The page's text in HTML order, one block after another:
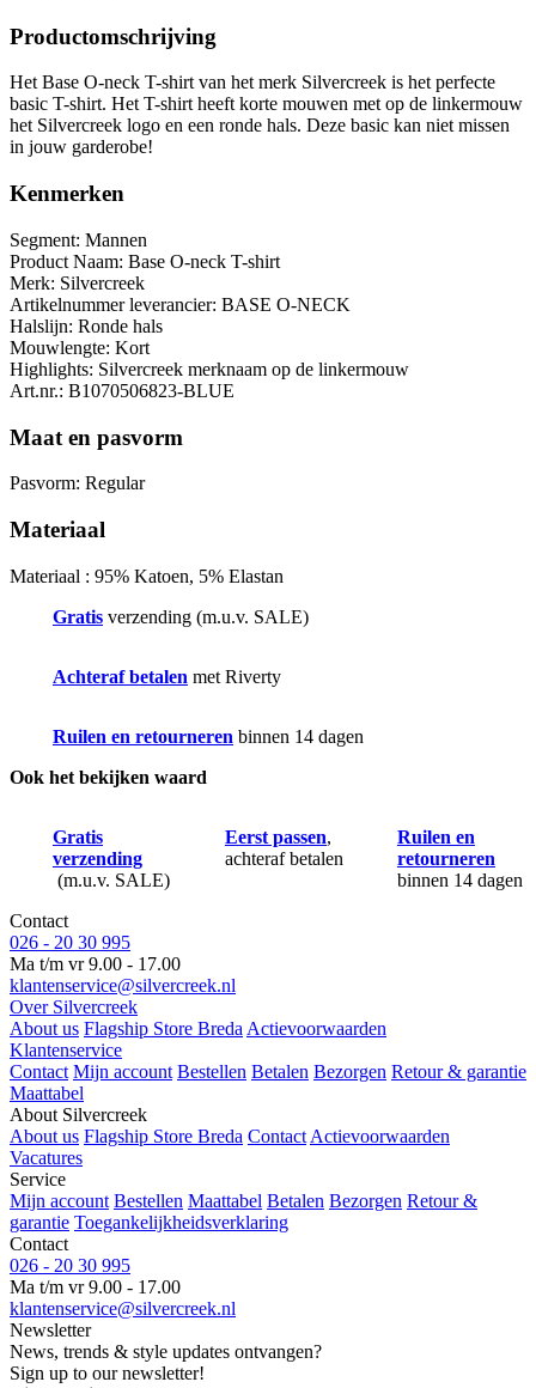
Productomschrijving
Het Base O-neck T-shirt van het merk Silvercreek is het perfecte
basic T-shirt. Het T-shirt heeft korte mouwen met op de linkermouw
het Silvercreek logo en een ronde hals. Deze basic kan niet missen
in jouw garderobe!
Kenmerken
Segment: Mannen
Product Naam: Base O-neck T-shirt
Merk: Silvercreek
Artikelnummer leverancier: BASE O-NECK
Halslijn: Ronde hals
Mouwlengte: Kort
Highlights: Silvercreek merknaam op de linkermouw
Art.nr.: B1070506823-BLUE
Maat en pasvorm
Pasvorm: Regular
Materiaal
Materiaal : 95% Katoen, 5% Elastan
Gratisverzending (m.u.v. SALE)
Achteraf betalen met Riverty
Ruilen en retourneren binnen 14 dagen
Ook het bekijken waard
Gratis
verzending
(m.u.v. SALE)
Eerst passen,
achteraf betalen
Ruilen en
retourneren
binnen 14 dagen
Contact
026 - 20 30 995
Ma t/m vr 9.00 - 17.00
klantenservice@silvercreek.nl
Over Silvercreek
About us Flagship Store Breda Actievoorwaarden
Klantenservice
Contact Mijn account Bestellen Betalen Bezorgen Retour & garantie
Maattabel
About Silvercreek
About us Flagship Store Breda Contact Actievoorwaarden
Vacatures
Service
Mijn account Bestellen Maattabel Betalen Bezorgen Retour &
garantie Toegankelijkheidsverklaring
Contact
026 - 20 30 995
Ma t/m vr 9.00 - 17.00
klantenservice@silvercreek.nl
Newsletter
News, trends & style updates ontvangen?
Sign up to our newsletter!